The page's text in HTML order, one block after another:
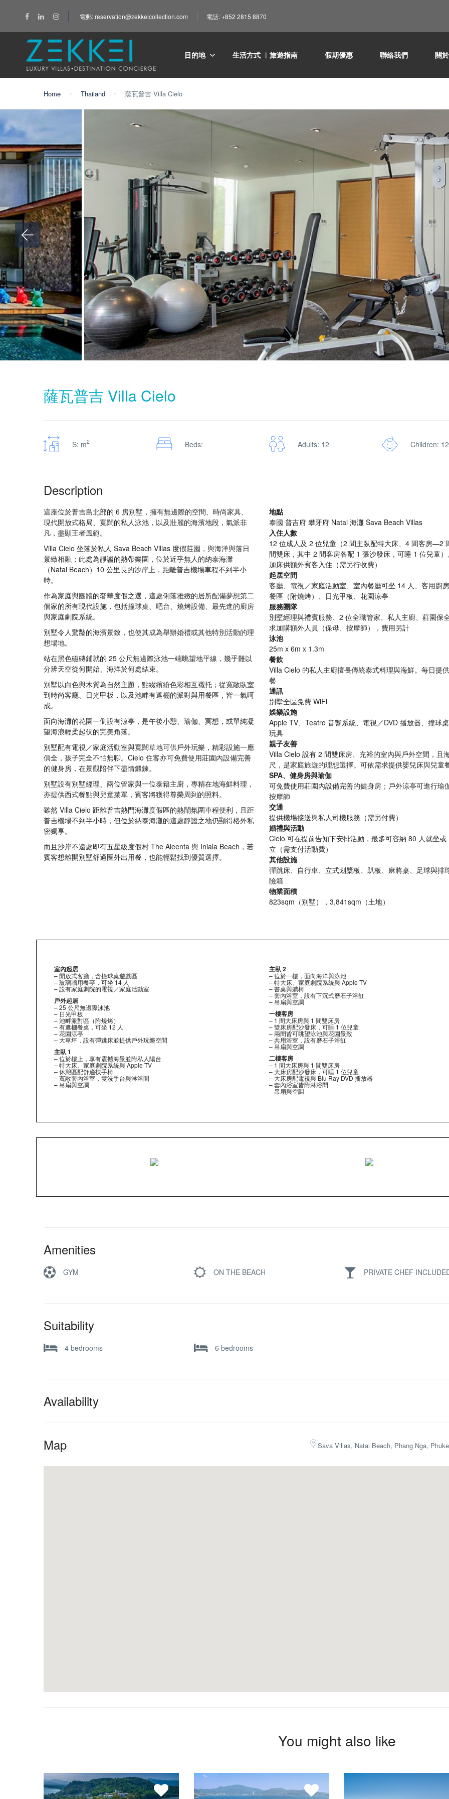
電郵: reservation@zekkeicollection.com 電話: +852 2815 8870
目的地 生活方式 ︳旅遊指南 假期優惠 聯絡我們 關
Home Thailand 薩瓦普吉 Villa Cielo
薩瓦普吉 Villa Cielo
S: m2 Beds: Adults: 12 Children: 12
Description
這座位於普吉島北部的 6 房別墅，擁有無邊際的空間、時尚家具、
現代開放式格局、寬闊的私人泳池，以及壯麗的海濱地段，氣派非
凡，盡顯王者風範。
Villa Cielo 坐落於私人 Sava Beach Villas 度假莊園，與海洋與落日
景緻相融；此處為靜謐的熱帶樂園，位於近乎無人的納泰海灘
（Natai Beach）10 公里長的沙岸上，距離普吉機場車程不到半小
時。
作為家庭與團體的奢華度假之選，這處俐落雅緻的居所配備夢想第二
個家的所有現代設施，包括撞球桌、吧台、燒烤設備、最先進的廚房
與家庭劇院系統。
別墅令人驚豔的海濱景致，也使其成為舉辦婚禮或其他特別活動的理
想場地。
站在黑色磁磚鋪就的 25 公尺無邊際泳池一端眺望地平線，幾乎難以
分辨天空從何開始、海洋於何處結束。
別墅以白色與木質為自然主題，點綴繽紛色彩相互襯托；從寬敞臥室
到時尚客廳、日光甲板，以及池畔有遮棚的派對與用餐區，皆一氣呵
成。
面向海灘的花園一側設有涼亭，是午後小憩、瑜伽、冥想，或單純凝
望海浪輕柔起伏的完美角落。
別墅配有電視／家庭活動室與寬闊草地可供戶外玩樂，精彩設施一應
俱全，孩子完全不怕無聊。Cielo 住客亦可免費使用莊園內設備完善
的健身房，在景觀陪伴下盡情鍛鍊。
別墅設有別墅經理、兩位管家與一位泰籍主廚，專精在地海鮮料理，
亦提供西式餐點與兒童菜單，賓客將獲得尊榮周到的照料。
雖然 Villa Cielo 距離普吉熱門海灘度假區的熱鬧氛圍車程便利，且距
普吉機場不到半小時，但位於納泰海灘的這處靜謐之地仍顯得格外私
密獨享。
而且沙岸不遠處即有五星級度假村 The Aleenta 與 Iniala Beach，若
賓客想離開別墅舒適圈外出用餐，也能輕鬆找到優質選擇。
地點
泰國 普吉府 攀牙府 Natai 海灘 Sava Beach Villas
入住人數
12 位成人及 2 位兒童（2 間主臥配特大床、4 間客房—2
間雙床，其中 2 間客房各配 1 張沙發床，可睡 1 位兒童
加床供額外賓客入住（需另行收費）
起居空間
客廳、電視／家庭活動室、室內餐廳可坐 14 人、客用廚
餐區（附燒烤）、日光甲板、花園涼亭
服務團隊
別墅經理與禮賓服務、2 位全職管家、私人主廚、莊園保
求加購額外人員（保母、按摩師），費用另計
泳池
25m x 6m x 1.3m
餐飲
Villa Cielo 的私人主廚擅長傳統泰式料理與海鮮。每日提
餐
通訊
別墅全區免費 WiFi
娛樂設施
Apple TV、Teatro 音響系統、電視／DVD 播放器、撞球
玩具
親子友善
Villa Cielo 設有 2 間雙床房、充裕的室內與戶外空間，且
尺，是家庭旅遊的理想選擇。可依需求提供嬰兒床與兒童
SPA、健身房與瑜伽
可免費使用莊園內設備完善的健身房；戶外涼亭可進行瑜
按摩師
交通
提供機場接送與私人司機服務（需另付費）
婚禮與活動
Cielo 可在提前告知下安排活動，最多可容納 80 人就坐
立（需支付活動費）
其他設施
彈跳床、自行車、立式划槳板、趴板、麻將桌、足球與排
險箱
物業面積
823sqm（別墅），3,841sqm（土地）
室內起居
– 開放式客廳，含撞球桌遊戲區
– 玻璃牆用餐亭，可坐 14 人
– 設有家庭劇院的電視／家庭活動室
戶外起居
– 25 公尺無邊際泳池
– 日光甲板
– 池畔派對區（附燒烤）
– 有遮棚餐桌，可坐 12 人
– 花園涼亭
– 大草坪，設有彈跳床並提供戶外玩樂空間
主臥 1
– 位於樓上，享有震撼海景並附私人陽台
– 特大床、家庭劇院系統與 Apple TV
– 休憩區配舒適扶手椅
– 寬敞套內浴室，雙洗手台與淋浴間
– 吊扇與空調
主臥 2
– 位於一樓，面向海洋與泳池
– 特大床、家庭劇院系統與 Apple TV
– 書桌與躺椅
– 套內浴室，設有下沉式磨石子浴缸
– 吊扇與空調
一樓客房
– 1 間大床房與 1 間雙床房
– 雙床房配沙發床，可睡 1 位兒童
– 兩間皆可眺望泳池與花園景致
– 共用浴室，設有磨石子浴缸
– 吊扇與空調
二樓客房
– 1 間大床房與 1 間雙床房
– 大床房配沙發床，可睡 1 位兒童
– 大床房配電視與 Blu Ray DVD 播放器
– 套內浴室皆附淋浴間
– 吊扇與空調
Amenities
GYM ON THE BEACH PRIVATE CHEF
Suitability
4 bedrooms 6 bedrooms
Availability
Map Sava Villas, Natai Beach, Phang Nga,
You might also like